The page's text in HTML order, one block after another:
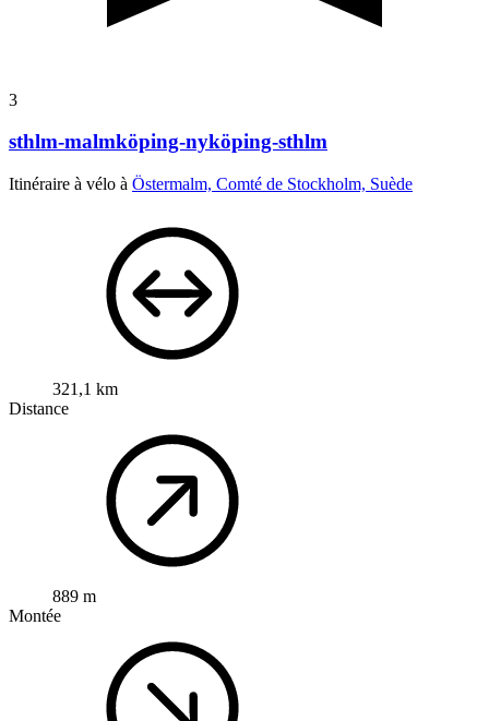
3
sthlm-malmköping-nyköping-sthlm
Itinéraire à vélo à Östermalm, Comté de Stockholm, Suède
321,1 km
Distance
889 m
Montée